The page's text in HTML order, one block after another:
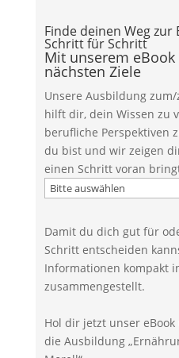
Finde deinen Weg
Schritt für Schritt
Mit unserem
nächsten Ziele
Unsere Ausbildung
hilft dir, dein Wissen zu
berufliche Perspektiven
du bist und wir zeigen
einen Schritt voran
Damit du dich gut für
Schritt entscheiden
Informationen kompakt
zusammengestellt.
Hol dir jetzt unser
die Ausbildung